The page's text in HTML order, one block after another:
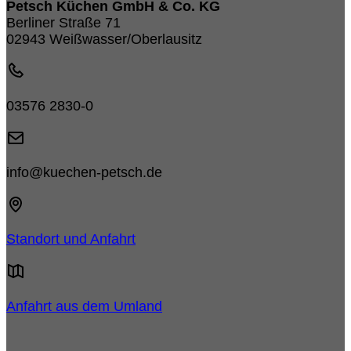
Petsch Küchen GmbH & Co. KG
Berliner Straße 71
02943 Weißwasser/Oberlausitz
03576 2830-0
info@kuechen-petsch.de
Standort und Anfahrt
Anfahrt aus dem Umland